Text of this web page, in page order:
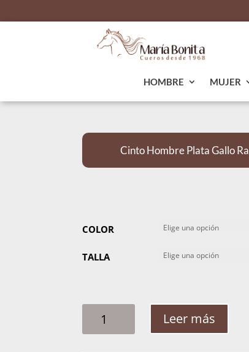
HOMBRE MUJER
Cinto Hombre Plata Gallo
COLOR
TALLA
HOMBRE
Leer más